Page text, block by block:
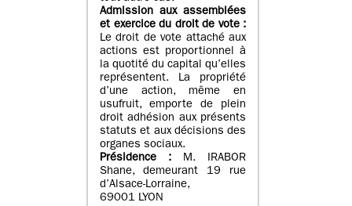
Admission aux assemblées
et exercice du droit de vote :
Le droit de vote attaché aux
actions est proportionnel à
la quotité du capital qu’elles
représentent. La propriété
d’une action, même en
usufruit, emporte de plein
droit adhésion aux présents
statuts et aux décisions des
organes sociaux.
Présidence : M. IRABOR
Shane, demeurant 19 rue
d’Alsace-Lorraine,
69001 LYON